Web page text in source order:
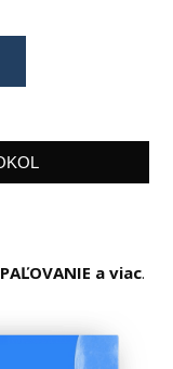
a viac.